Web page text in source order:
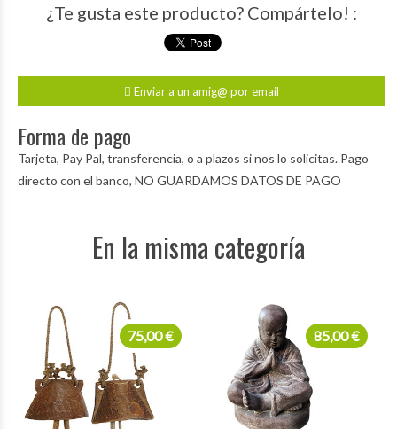
¿Te gusta este producto? Compártelo! :
Enviar a un amig@ por email
Forma de pago
Tarjeta, Pay Pal, transferencia, o a plazos si nos lo solicitas. Pago
directo con el banco, NO GUARDAMOS DATOS DE PAGO
En la misma categoría
75,00 € 85,00 €